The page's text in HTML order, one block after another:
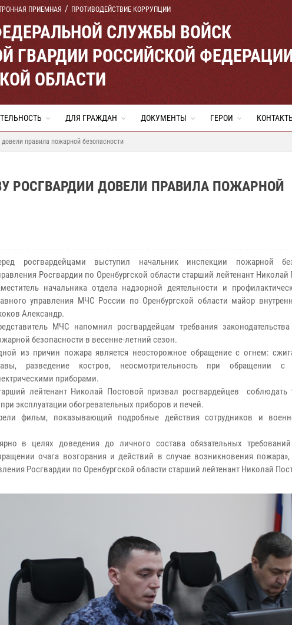
ПРИЕМНАЯ ПРОТИВОДЕЙСТВИЕ КОРРУПЦИИ
СЛУЖБЫ ВОЙСК
ГВАРДИИ РОССИЙСКОЙ
ОБЛАСТИ
ДЛЯ ГРАЖДАН ДОКУМЕНТЫ ГЕРОИ
правила пожарной безопасности
РОСГВАРДИИ ДОВЕЛИ ПРАВИЛА ПОЖАРНОЙ
росгвардейцами выступил начальник инспекции пожарной
Росгвардии по Оренбургской области старший лейтенант Николай
начальника отдела надзорной деятельности и
управления МЧС России по Оренбургской области майор
Александр.
МЧС напомнил росгвардейцам требвания
безопасности в весенне-летний сезон.
из причин пожара является неосторожное обращение с огнем:
разведение костров, неосмотрительность при обращении с
приборами.
лейтенант Николай Постовой призвал росгвардейцев соблюдать
эксплуатации обогревательных приборов и печей.
фильм, показывающий подробные действия сотрудников и
в целях доведения до личного состава обязательных
очага возгорания и действий в случае возникновения
Росгвардии по Оренбургской области старший лейтенант Николай